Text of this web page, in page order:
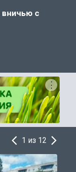
вничью с
1 из 12